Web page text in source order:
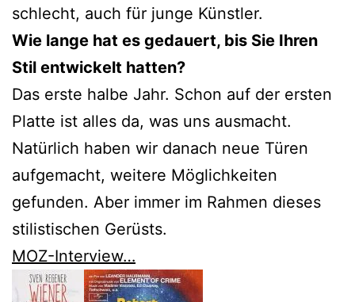
schlecht, auch für junge Künstler.
Wie lange hat es gedauert, bis Sie Ihren
Stil entwickelt hatten?
Das erste halbe Jahr. Schon auf der ersten
Platte ist alles da, was uns ausmacht.
Natürlich haben wir danach neue Türen
aufgemacht, weitere Möglichkeiten
gefunden. Aber immer im Rahmen dieses
stilistischen Gerüsts.
MOZ-Interview…